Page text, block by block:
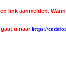
link aanmelden.
u naarhttps://